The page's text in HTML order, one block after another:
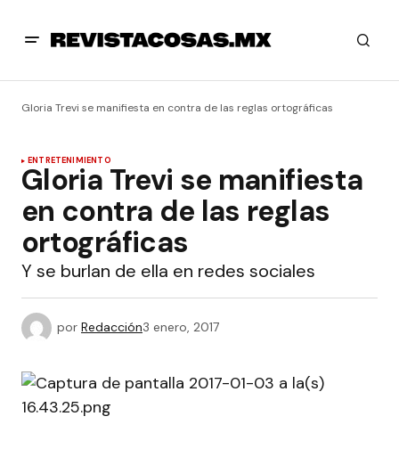
Gloria Trevi se manifiesta en contra de las reglas ortográficas
ENTRETENIMIENTO
Gloria Trevi se manifiesta
en contra de las reglas
ortográficas
Y se burlan de ella en redes sociales
por Redacción3 enero, 2017